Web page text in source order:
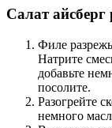
Салат айсберг
Филе
Натрите
добавьте
посолите.
Разогрейте
немного